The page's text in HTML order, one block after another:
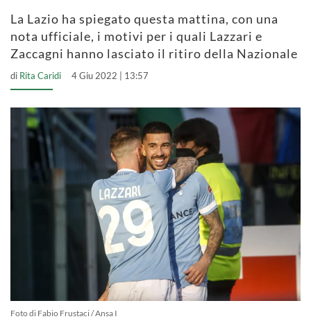
La Lazio ha spiegato questa mattina, con una
nota ufficiale, i motivi per i quali Lazzari e
Zaccagni hanno lasciato il ritiro della Nazionale
di Rita Caridi 4 Giu 2022 | 13:57
Foto di Fabio Frustaci / Ansa I